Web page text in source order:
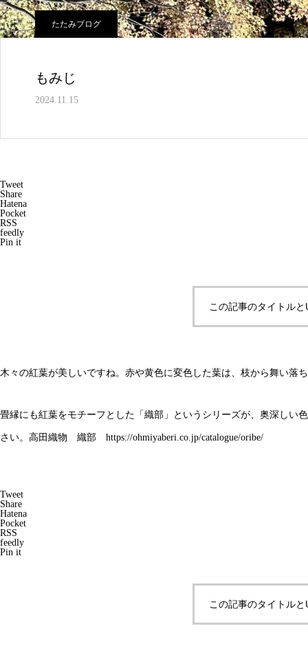
たたみブログ
もみじ
2024.11.15
Tweet
Share
Hatena
Pocket
RSS
feedly
Pin it
この記事のタイトル
木々の紅葉が美しいですね。赤や黄色に変色した葉は、枝から舞い落
畳縁にも紅葉をモチーフとした「織部」というシリーズが、奥深しい
さい。高田織物 織部 https://ohmiyaberi.co.jp/catalogue/oribe/
Tweet
Share
Hatena
Pocket
RSS
feedly
Pin it
この記事のタイトル